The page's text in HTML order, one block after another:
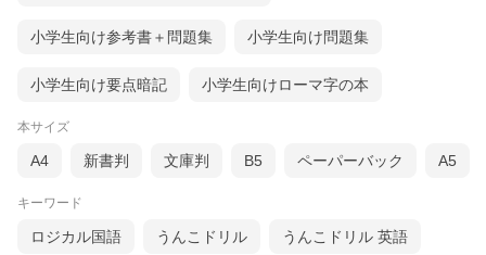
小学生向け参考書＋問題集 小学生向け問題集
小学生向け要点暗記 小学生向けローマ字の本
本サイズ
A4 新書判 文庫判 B5 ペーパーバック A5
キーワード
ロジカル国語 うんこドリル うんこドリル 英語